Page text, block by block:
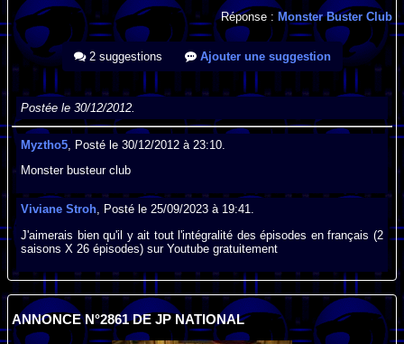
Réponse : Monster Buster Club
2 suggestions Ajouter une suggestion
Postée le 30/12/2012.
Myztho5 , Posté le 30/12/2012 à 23:10.
Monster busteur club
Viviane Stroh, Posté le 25/09/2023 à 19:41.
J'aimerais bien qu'il y ait tout l'intégralité des épisodes en français (2
saisons X 26 épisodes) sur Youtube gratuitement
ANNONCE N°2861 DE JP NATIONAL